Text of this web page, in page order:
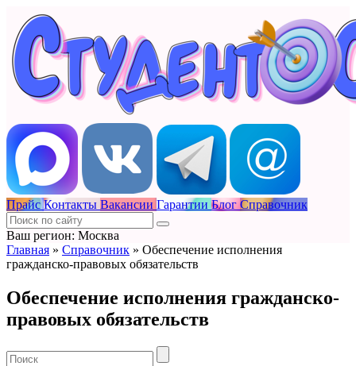
Прайс Контакты Вакансии Гарантии Блог Справочник
Ваш регион: Москва
Главная » Справочник » Обеспечение исполнения
гражданско-правовых обязательств
Обеспечение исполнения гражданско-
правовых обязательств